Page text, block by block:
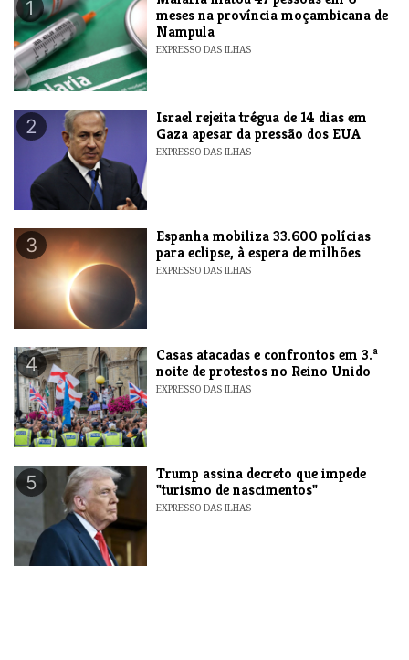
1
meses na província moçambicana de
Nampula
EXPRESSO DAS ILHAS
2
​Israel rejeita trégua de 14 dias em
Gaza apesar da pressão dos EUA
EXPRESSO DAS ILHAS
3
Espanha mobiliza 33.600 polícias
para eclipse, à espera de milhões
EXPRESSO DAS ILHAS
4
Casas atacadas e confrontos em 3.ª
noite de protestos no Reino Unido
EXPRESSO DAS ILHAS
5
Trump assina decreto que impede
"turismo de nascimentos"
EXPRESSO DAS ILHAS